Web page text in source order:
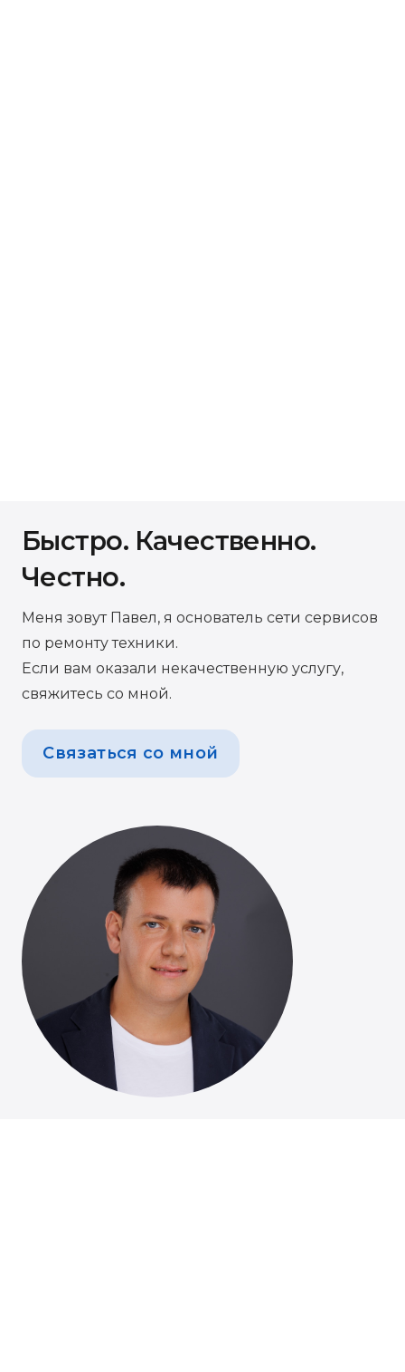
Быстро. Качественно.
Честно.
Меня зовут Павел, я основатель сети сервисов
по ремонту техники.
Если вам оказали некачественную услугу,
свяжитесь со мной.
Связаться со мной